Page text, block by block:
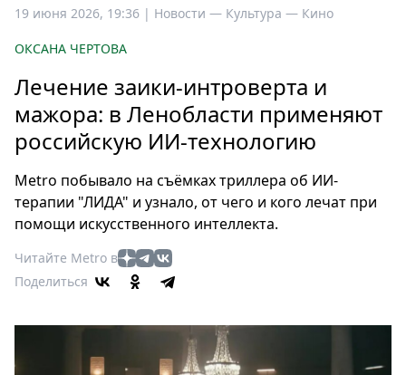
Все
Россия
Мир
Здоровье
Туризм
Мода
Театр
Кино
Афиша
Пресс-
19 июня 2026, 19:36 | Новости — Культура — Кино
ОКСАНА ЧЕРТОВА
Лечение заики-интроверта и
мажора: в Ленобласти применяют
российскую ИИ-технологию
Metro побывало на съёмках триллера об ИИ-
терапии "ЛИДА" и узнало, от чего и кого лечат при
помощи искусственного интеллекта.
Читайте Metro в
Поделиться